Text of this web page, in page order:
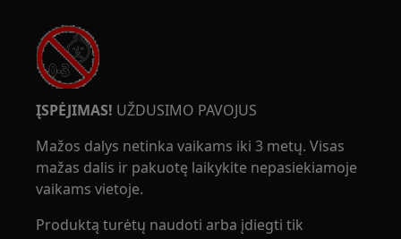
ĮSPĖJIMAS! UŽDUSIMO PAVOJUS
Mažos dalys netinka vaikams iki 3 metų. Visas
mažas dalis ir pakuotę laikykite nepasiekiamoje
vaikams vietoje.
Produktą turėtų naudoti arba įdiegti tik